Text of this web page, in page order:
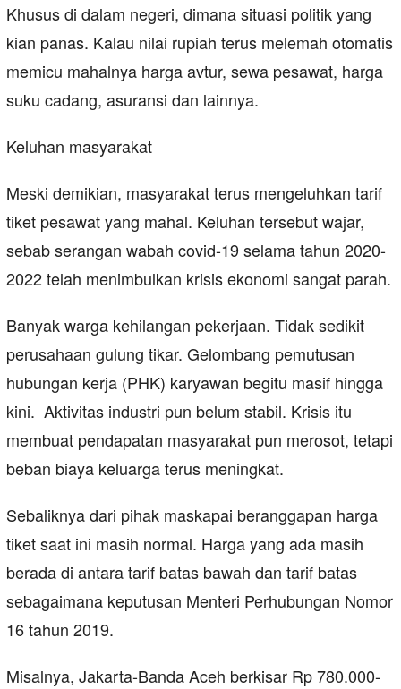
Khusus di dalam negeri, dimana situasi politik yang
kian panas. Kalau nilai rupiah terus melemah otomatis
memicu mahalnya harga avtur, sewa pesawat, harga
suku cadang, asuransi dan lainnya.
Keluhan masyarakat
Meski demikian, masyarakat terus mengeluhkan tarif
tiket pesawat yang mahal. Keluhan tersebut wajar,
sebab serangan wabah covid-19 selama tahun 2020-
2022 telah menimbulkan krisis ekonomi sangat parah.
Banyak warga kehilangan pekerjaan. Tidak sedikit
perusahaan gulung tikar. Gelombang pemutusan
hubungan kerja (PHK) karyawan begitu masif hingga
kini. Aktivitas industri pun belum stabil. Krisis itu
membuat pendapatan masyarakat pun merosot, tetapi
beban biaya keluarga terus meningkat.
Sebaliknya dari pihak maskapai beranggapan harga
tiket saat ini masih normal. Harga yang ada masih
berada di antara tarif batas bawah dan tarif batas
sebagaimana keputusan Menteri Perhubungan Nomor
16 tahun 2019.
Misalnya, Jakarta-Banda Aceh berkisar Rp 780.000-